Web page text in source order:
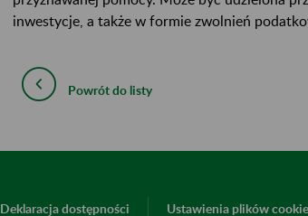
inwestycje, a także w formie zwolnień
Powrót do listy
Deklaracja dostępności Ustawienia plików